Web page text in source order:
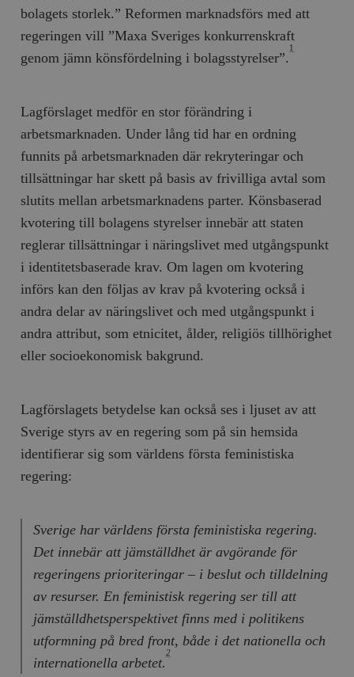
bolagets storlek.” Reformen marknadsförs med att
regeringen vill ”Maxa Sveriges konkurrenskraft
genom jämn könsfördelning i bolagsstyrelser”.
1
Lagförslaget medför en stor förändring i
arbetsmarknaden. Under lång tid har en ordning
funnits på arbetsmarknaden där rekryteringar och
tillsättningar har skett på basis av frivilliga avtal som
slutits mellan arbetsmarknadens parter. Könsbaserad
kvotering till bolagens styrelser innebär att staten
reglerar tillsättningar i näringslivet med utgångspunkt
i identitetsbaserade krav. Om lagen om kvotering
införs kan den följas av krav på kvotering också i
andra delar av näringslivet och med utgångspunkt i
andra attribut, som etnicitet, ålder, religiös tillhörighet
eller socioekonomisk bakgrund.
Lagförslagets betydelse kan också ses i ljuset av att
Sverige styrs av en regering som på sin hemsida
identifierar sig som världens första feministiska
regering:
Sverige har världens första feministiska rege­ring.
Det innebär att jämställdhet är avgörande för
regeringens prioriteringar – i beslut och tilldelning
av resurser. En feministisk regering ser till att
jämställdhetsperspektivet finns med i politikens
utformning på bred front, både i det nationella och
internationella arbetet.
2